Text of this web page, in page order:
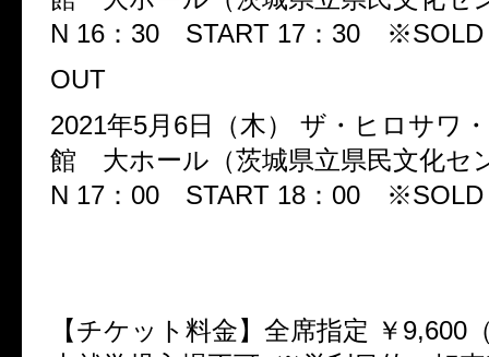
N 16：30 START 17：30 ※SOLD
OUT
2021年5月6日（木） ザ・ヒロサワ
館 大ホール（茨城県立県民文化セ
N 17：00 START 18：00 ※SOLD
【チケット料金】全席指定 ￥